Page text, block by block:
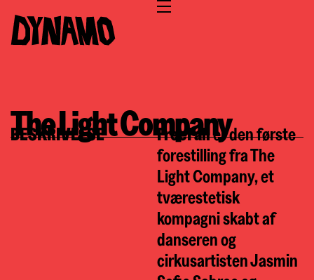
The Light Company
BESKRIVELSE FreeFaller den første
forestilling fra The
Light Company, et
tværestetisk
kompagni skabt af
danseren og
cirkusartisten Jasmin